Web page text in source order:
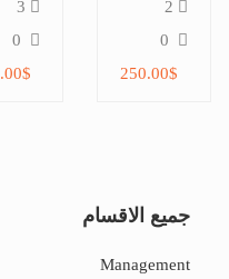
التحول
الرقمي
والحوكمة
2
250.00$
3
جميع الاقسام
Management